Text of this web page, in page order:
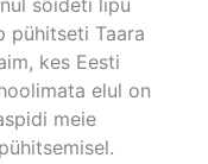
pühitseti Taara
kes Eesti
elul on
meie